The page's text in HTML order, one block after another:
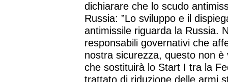
dichiarare che lo scudo
Russia: ”Lo sviluppo e il
antimissile riguarda la Russia.
responsabili governativi che
nostra sicurezza, questo non
che sostituirà lo Start I tra la
trattato di riduzione delle armi